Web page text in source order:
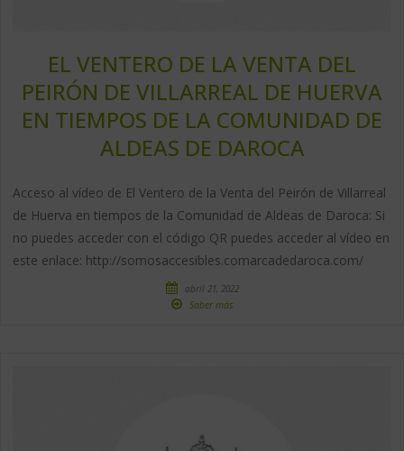
EL VENTERO DE LA VENTA DEL
PEIRÓN DE VILLARREAL DE HUERVA
EN TIEMPOS DE LA COMUNIDAD DE
ALDEAS DE DAROCA
Acceso al vídeo de El Ventero de la Venta del Peirón de Villarreal
de Huerva en tiempos de la Comunidad de Aldeas de Daroca: Si
no puedes acceder con el código QR puedes acceder al vídeo en
este enlace: http://somosaccesibles.comarcadedaroca.com/
abril 21, 2022
Saber más